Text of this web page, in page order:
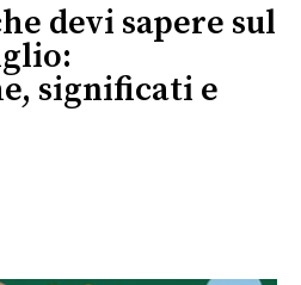
devi sapere sul
significati e